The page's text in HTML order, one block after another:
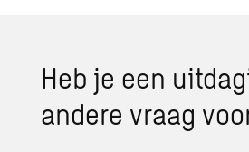
Heb je een
an­de­re vraag